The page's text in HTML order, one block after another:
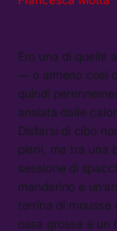
Ero una di quelle
— o almeno così
quindi
ansiata dalle
Disfarsi di cibo
piani, ma tra una
sessione di
mandarino e
terrina di mousse
ossa grosse è un